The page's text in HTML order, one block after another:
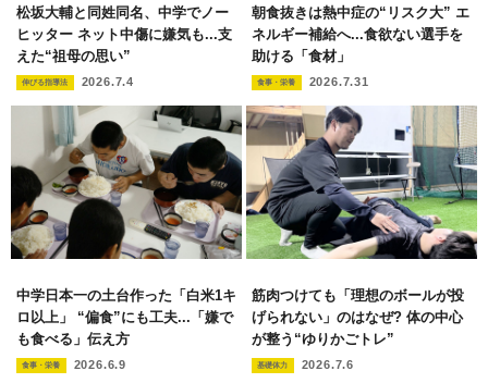
松坂大輔と同姓同名、中学でノー
ヒッター ネット中傷に嫌気も...支
えた“祖母の思い”
伸びる指導法 2026.7.4
朝食抜きは熱中症の“リスク大” エ
ネルギー補給へ...食欲ない選手を
助ける「食材」
食事・栄養 2026.7.31
中学日本一の土台作った「白米1キ
ロ以上」 “偏食”にも工夫...「嫌で
も食べる」伝え方
食事・栄養 2026.6.9
筋肉つけても「理想のボールが投
げられない」のはなぜ? 体の中心
が整う“ゆりかごトレ”
基礎体力 2026.7.6